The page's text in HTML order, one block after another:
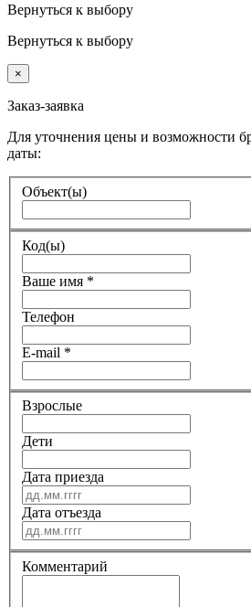
Вернуться к выбору
Вернуться к выбору
×
Заказ-заявка
Для уточнения цены и возможности
даты:
Объект(ы)
Код(ы)
Ваше имя *
Телефон
E-mail *
Взрослые
Дети
Дата приезда
Дата отъезда
Комментарий